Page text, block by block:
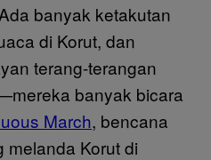
banyak ketakutan
di Korut, dan
terang-terangan
banyak bicara
March, bencana
melanda Korut di